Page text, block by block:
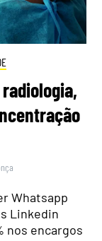
Whatsapp
Linkedin
nos encargos